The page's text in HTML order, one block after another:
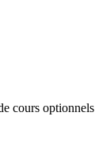
cours optionnels